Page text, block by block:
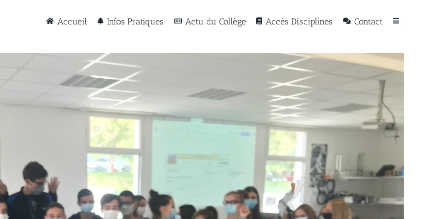
Accueil Infos Pratiques Actu du Collège Accès Disciplines Contact .